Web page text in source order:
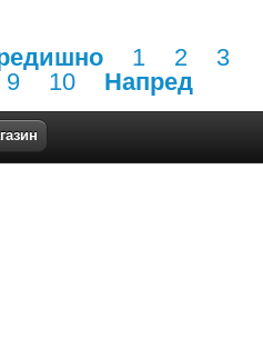
1 2
3
9 10 Напред